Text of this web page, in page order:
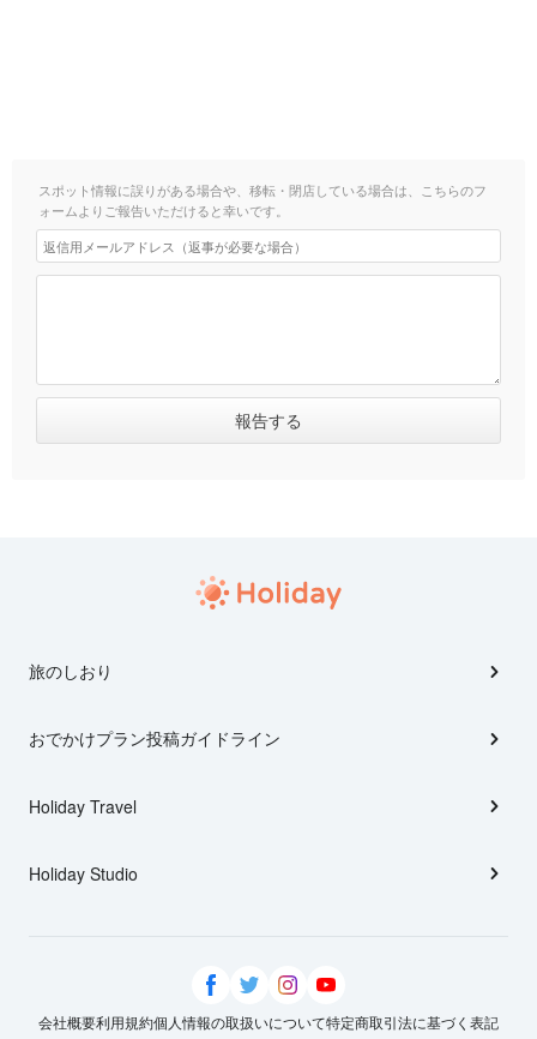
スポット情報に誤りがある場合や、移転・閉店している場合は、こちらのフ
ォームよりご報告いただけると幸いです。
旅のしおり
おでかけプラン投稿ガイドライン
Holiday Travel
Holiday Studio
会社概要利用規約個人情報の取扱いについて特定商取引法に基づく表記